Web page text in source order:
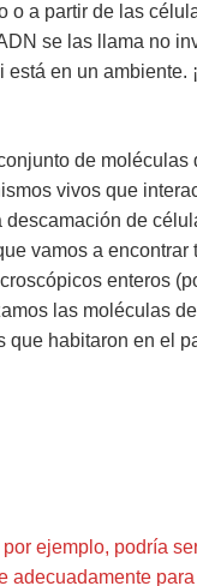
a partir de las
se las llama no
en un
de
vivos que
de
vamos a
enteros
las moléculas
habitaron en el
ejemplo, podría